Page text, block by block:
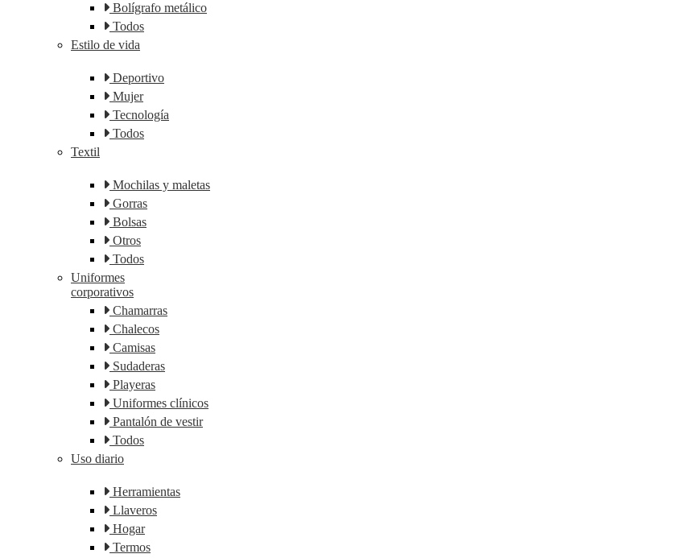
Bolígrafo metálico
Todos
Estilo de vida
Deportivo
Mujer
Tecnología
Todos
Textil
Mochilas y maletas
Gorras
Bolsas
Otros
Todos
Uniformes
corporativos
Chamarras
Chalecos
Camisas
Sudaderas
Playeras
Uniformes clínicos
Pantalón de vestir
Todos
Uso diario
Herramientas
Llaveros
Hogar
Termos